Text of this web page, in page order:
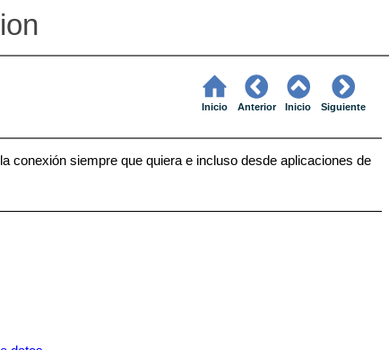
Inicio Anterior Inicio Siguiente
conexión siempre que quiera e incluso desde aplicaciones de